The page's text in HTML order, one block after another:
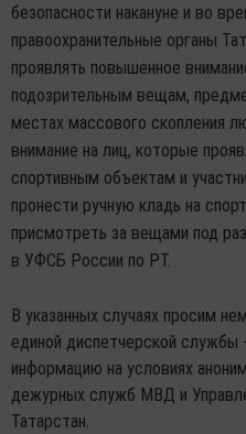
безопасности накануне и во
правоохранительные органы
проявлять повышенное
подозрительным вещам,
местах массового скопления
внимание на лиц, которые
спортивным объектам и
пронести ручную кладь на
присмотреть за вещами под
в УФСБ России по РТ.
В указанных случаях просим
единой диспетчерской службы
информацию на условиях
дежурных служб МВД и
Татарстан.